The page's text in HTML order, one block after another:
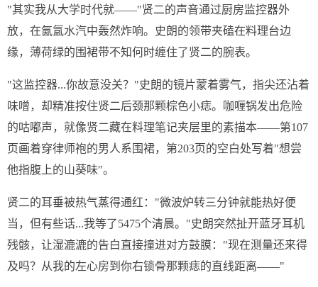
"其实我从大学时代就——"贤二的声音通过厨房监控器外
放，在氤氲水汽中轰然炸响。史朗的领带夹磕在料理台边
缘，薄荷绿的围裙带不知何时缠住了贤二的腕表。
"这监控器...你故意没关？"史朗的镜片蒙着雾气，指尖还沾着
味噌，却精准按住贤二后颈那颗棕色小痣。咖喱锅发出危险
的咕嘟声，就像贤二藏在料理笔记夹层里的素描本——第107
页画着穿律师袍的男人系围裙，第203页的空白处写着"想尝
他指腹上的山葵味"。
贤二的耳垂被热气蒸得通红："微波炉转三分钟就能热好便
当，但有些话...我等了5475个清晨。"史朗突然扯开蓝牙耳机
残骸，让湿漉漉的告白直接撞进对方鼓膜："现在测量还来得
及吗？从我的左心房到你右锁骨那颗痣的直线距离——"